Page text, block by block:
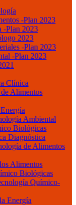
-Plan 2023
-Plan 2023
2023
-Plan 2023
-Plan 2023
Clínica
Alimentos
Ambiental
Biológicas
Diagnóstica
de Alimentos
Alimentos
Biológicas
Químico-
Energía